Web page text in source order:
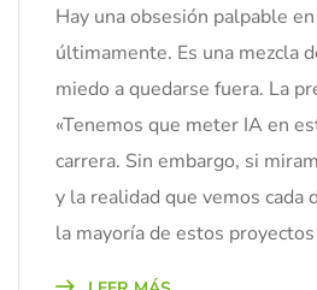
Hay una obsesión palpable
últimamente. Es una mezcla
miedo a quedarse fuera. La
«Tenemos que meter IA en
carrera. Sin embargo, si
y la realidad que vemos cada
la mayoría de estos